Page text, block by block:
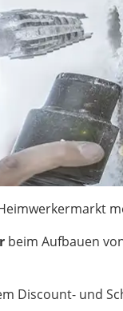
beim Aufbauen
Discount- und